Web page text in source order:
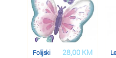
28,00 KM
Folijski